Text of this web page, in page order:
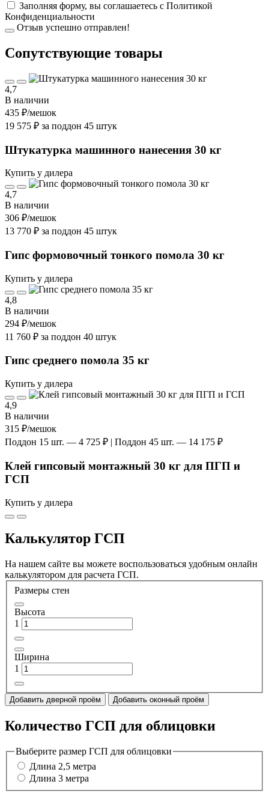
Заполняя форму, вы соглашаетесь с Политикой
Конфиденциальности
Отзыв успешно отправлен!
Cопутствующие товары
4,7
В наличии
435 ₽/мешок
19 575 ₽ за поддон 45 штук
Штукатурка машинного нанесения 30 кг
Купить у дилера
4,7
В наличии
306 ₽/мешок
13 770 ₽ за поддон 45 штук
Гипс формовочный тонкого помола 30 кг
Купить у дилера
4,8
В наличии
294 ₽/мешок
11 760 ₽ за поддон 40 штук
Гипс среднего помола 35 кг
Купить у дилера
4,9
В наличии
315 ₽/мешок
Поддон 15 шт. — 4 725 ₽ | Поддон 45 шт. — 14 175 ₽
Клей гипсовый монтажный 30 кг для ПГП и
ГСП
Купить у дилера
Калькулятор ГСП
На нашем сайте вы можете воспользоваться удобным онлайн
калькулятором для расчета ГСП.
Размеры стен
Высота
1
Ширина
1
Добавить дверной проём Добавить оконный проём
Количество ГСП для облицовки
Выберите размер ГСП для облицовки
Длина 2,5 метра
Длина 3 метра